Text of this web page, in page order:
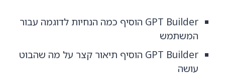
GPT Builder הוסיף כמה הנחיות לדוגמה עבור
המשתמש
GPT Builder הוסיף תיאור קצר על מה שהבוט
עושה